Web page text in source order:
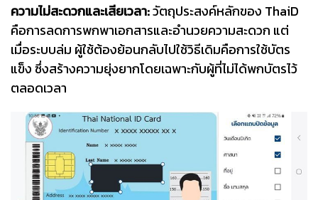
ความไม่สะดวกและเสียเวลา:วัตถุประสงค์หลักของ ThaiD
คือการลดการพกพาเอกสารและอำนวยความสะดวก แต่
เมื่อระบบล่ม ผู้ใช้ต้องย้อนกลับไปใช้วิธีเดิมคือการใช้บัตร
แข็ง ซึ่งสร้างความยุ่งยากโดยเฉพาะกับผู้ที่ไม่ได้พกบัตรไว้
ตลอดเวลา